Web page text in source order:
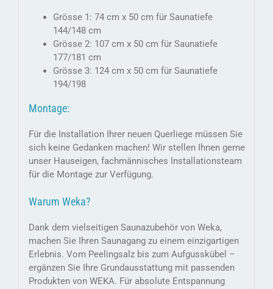
Grösse 1: 74 cm x 50 cm für Saunatiefe
144/148 cm
Grösse 2: 107 cm x 50 cm für Saunatiefe
177/181 cm
Grösse 3: 124 cm x 50 cm für Saunatiefe
194/198
Montage:
Für die Installation Ihrer neuen Querliege müssen Sie
sich keine Gedanken machen! Wir stellen Ihnen gerne
unser Hauseigen, fachmännisches Installationsteam
für die Montage zur Verfügung.
Warum Weka?
Dank dem vielseitigen Saunazubehör von Weka,
machen Sie Ihren Saunagang zu einem einzigartigen
Erlebnis. Vom Peelingsalz bis zum Aufgusskübel –
ergänzen Sie Ihre Grundausstattung mit passenden
Produkten von WEKA. Für absolute Entspannung